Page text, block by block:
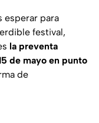
esperar para
festival,
la preventa
de mayo en punto
de